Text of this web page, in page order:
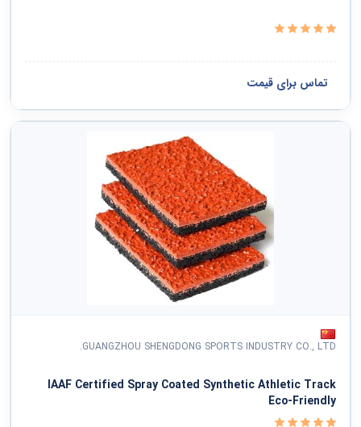
تماس برای قیمت
GUANGZHOU SHENGDONG SPORTS INDUSTRY CO., LTD.
IAAF Certified Spray Coated Synthetic Athletic Track
Eco-Friendly